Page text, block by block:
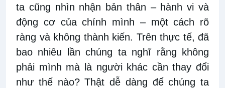
ta cũng nhìn nhận bản thân – hành vi và
động cơ của chính mình – một cách rõ
ràng và không thành kiến. Trên thực tế, đã
bao nhiêu lần chúng ta nghĩ rằng không
phải mình mà là người khác cần thay đổi
như thế nào? Thật dễ dàng để chúng ta